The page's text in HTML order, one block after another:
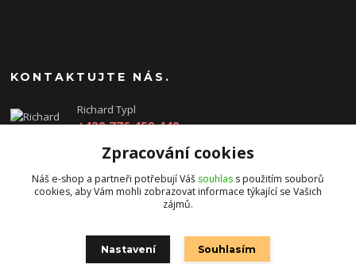
KONTAKTUJTE NÁS.
Richard Typl
+420 776 459 449
obchod@rtgames.cz
Zpracování cookies
Náš e-shop a partneři potřebují Váš souhlas s použitím souborů
cookies, aby Vám mohli zobrazovat informace týkající se Vašich
zájmů.
Nastavení Souhlasím